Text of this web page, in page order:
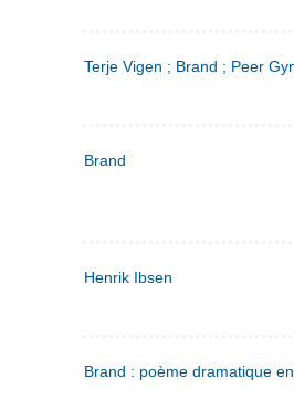
Terje Vigen ; Brand ; Peer
Brand
Henrik Ibsen
Brand : poème dramatique